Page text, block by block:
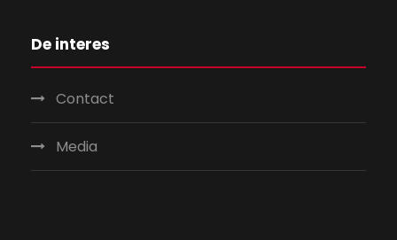
De interes
Contact
Media